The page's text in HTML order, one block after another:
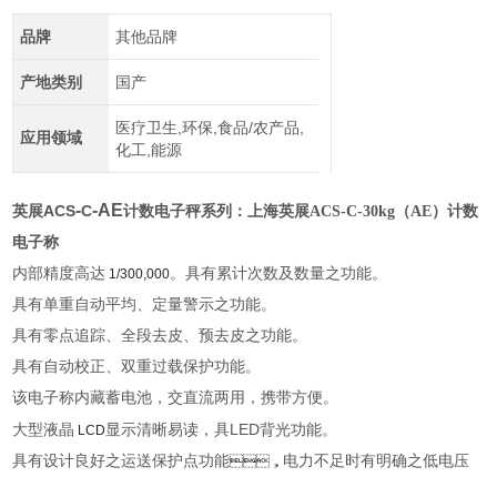
品牌 其他品牌
产地类别 国产
应用领域
医疗卫生,环保,食品/农产品,
化工,能源
英展ACS-C-AE计数电子秤系列：上海英展ACS-C-30kg（AE）计数
电子称
内部精度高达 1/300,000。具有累计次数及数量之功能。
具有单重自动平均、定量警示之功能。
具有零点追踪、全段去皮、预去皮之功能。
具有自动校正、双重过载保护功能。
该电子称内藏蓄电池，交直流两用，携带方便。
大型液晶 LCD显示清晰易读，具LED背光功能。
具有设计良好之运送保护点功能， 电力不足时有明确之低电压